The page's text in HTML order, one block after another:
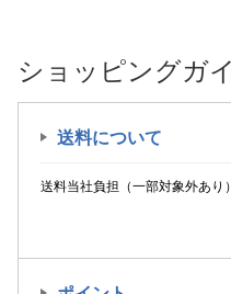
ショッピングガ
送料について
送料当社負担（一部対象外あり）